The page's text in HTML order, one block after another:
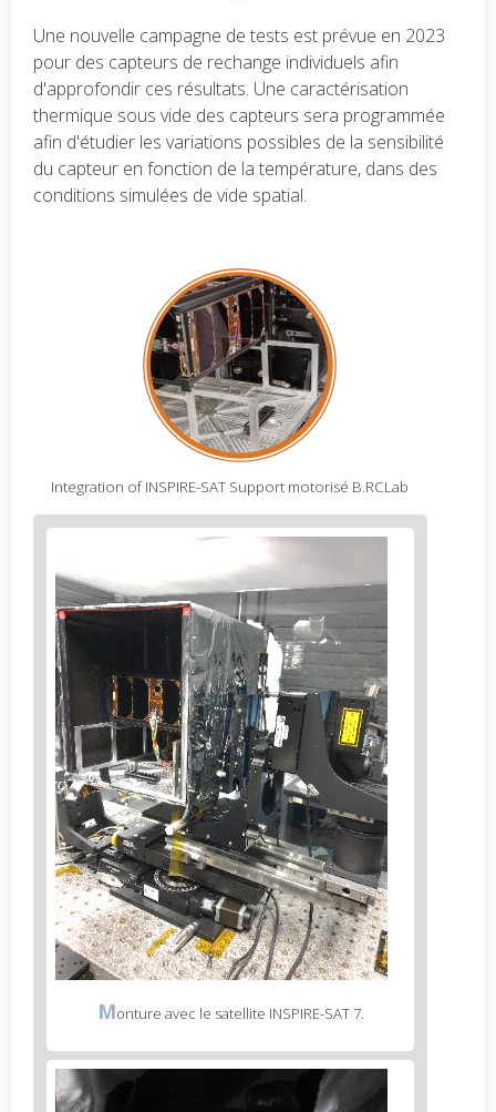
Une nouvelle campagne de tests est prévue en 2023
pour des capteurs de rechange individuels afin
d'approfondir ces résultats. Une caractérisation
thermique sous vide des capteurs sera programmée
afin d'étudier les variations possibles de la sensibilité
du capteur en fonction de la température, dans des
conditions simulées de vide spatial.
Integration of INSPIRE-SAT Support motorisé B.RCLab
2
body
text
Figure
caption
(legend)
Monture avec le satellite INSPIRE-SAT 7.
Figure
3